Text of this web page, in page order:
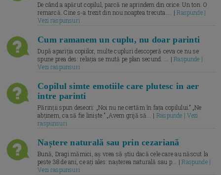
De când a apărut copilul, parcă ne aprindem din orice. Un ton. O
remarcă. Cine s-a trezit din nou noaptea trecuta.... |Raspunde |
Vezi raspunsuri
Cum ramanem un cuplu, nu doar parinti
După apariția copiilor, multe cupluri descoperă ceva ce nu se
spune prea des: relația se mută pe plan secund. ... |Raspunde |
Vezi raspunsuri
Copilul simte emotiile care plutesc in aer
intre parinti
Părinții spun deseori: „Noi nu ne certăm în fața copilului.” „Ne
abținem, ca să fie liniște.” „Avem grijă să... | Raspunde | Vezi
raspunsuri
Naștere naturală sau prin cezariană
Bună, Dragi mămici, aș vrea să știu dacă cele care au născut la
peste 38 de ani, ce ați ales: nașterea naturală sau p... |Raspunde |
Vezi raspunsuri